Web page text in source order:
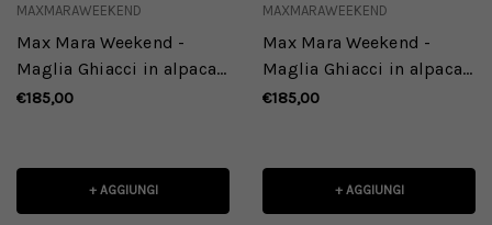
MAXMARAWEEKEND
Max Mara Weekend -
Maglia Ghiacci in alpaca
e cotone a righe panna e
€185,00
+ AGGIUNGI
MAXMARAWEEKEND
Max Mara Weekend -
Maglia Ghiacci in alpaca
e cotone sabbia
€185,00
+ AGGIUNGI